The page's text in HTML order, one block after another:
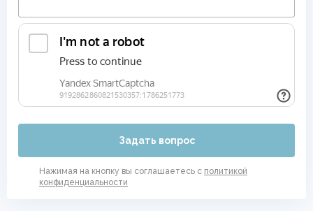
Задать вопрос
Нажимая на кнопку вы соглашаетесь с политикой
конфиденциальности